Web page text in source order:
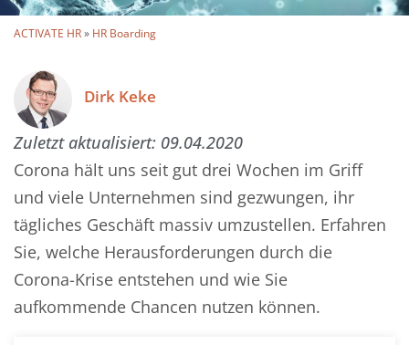
ACTIVATE HR» HR Boarding
Dirk Keke
Zuletzt aktualisiert: 09.04.2020
Corona hält uns seit gut drei Wochen im Griff
und viele Unternehmen sind gezwungen, ihr
tägliches Geschäft massiv umzustellen. Erfahren
Sie, welche Herausforderungen durch die
Corona-Krise entstehen und wie Sie
aufkommende Chancen nutzen können.